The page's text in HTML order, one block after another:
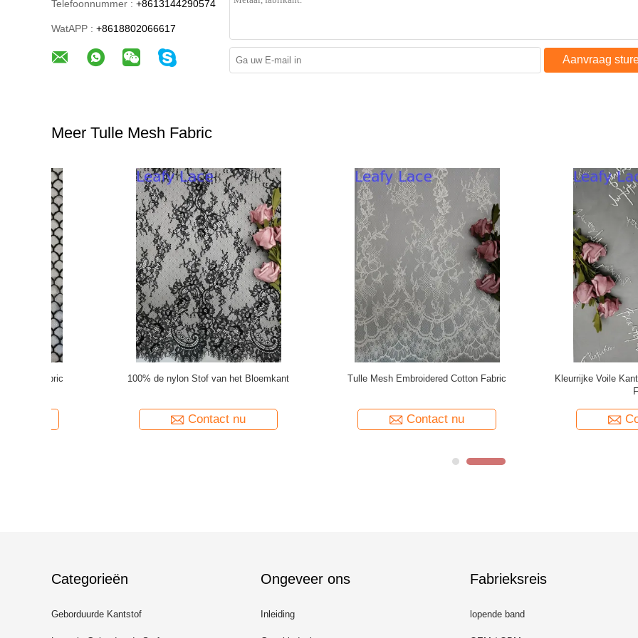
Telefoonnummer : +8613144290574
WatAPP : +8618802066617
Aanvraag
Meer Tulle Mesh Fabric
Geborduurde het Beddegoeddoek van Tulle
Contact nu
Metaal de Drukdeklaag van Tulle Mesh Fabric
Contact nu
Wit Geometrisch Mesh Tulle
Lightweight Dame Dress
Contact nu
Categorieën
Geborduurde Kantstof
Ongeveer ons
Inleiding
Fabrieksreis
lopende band